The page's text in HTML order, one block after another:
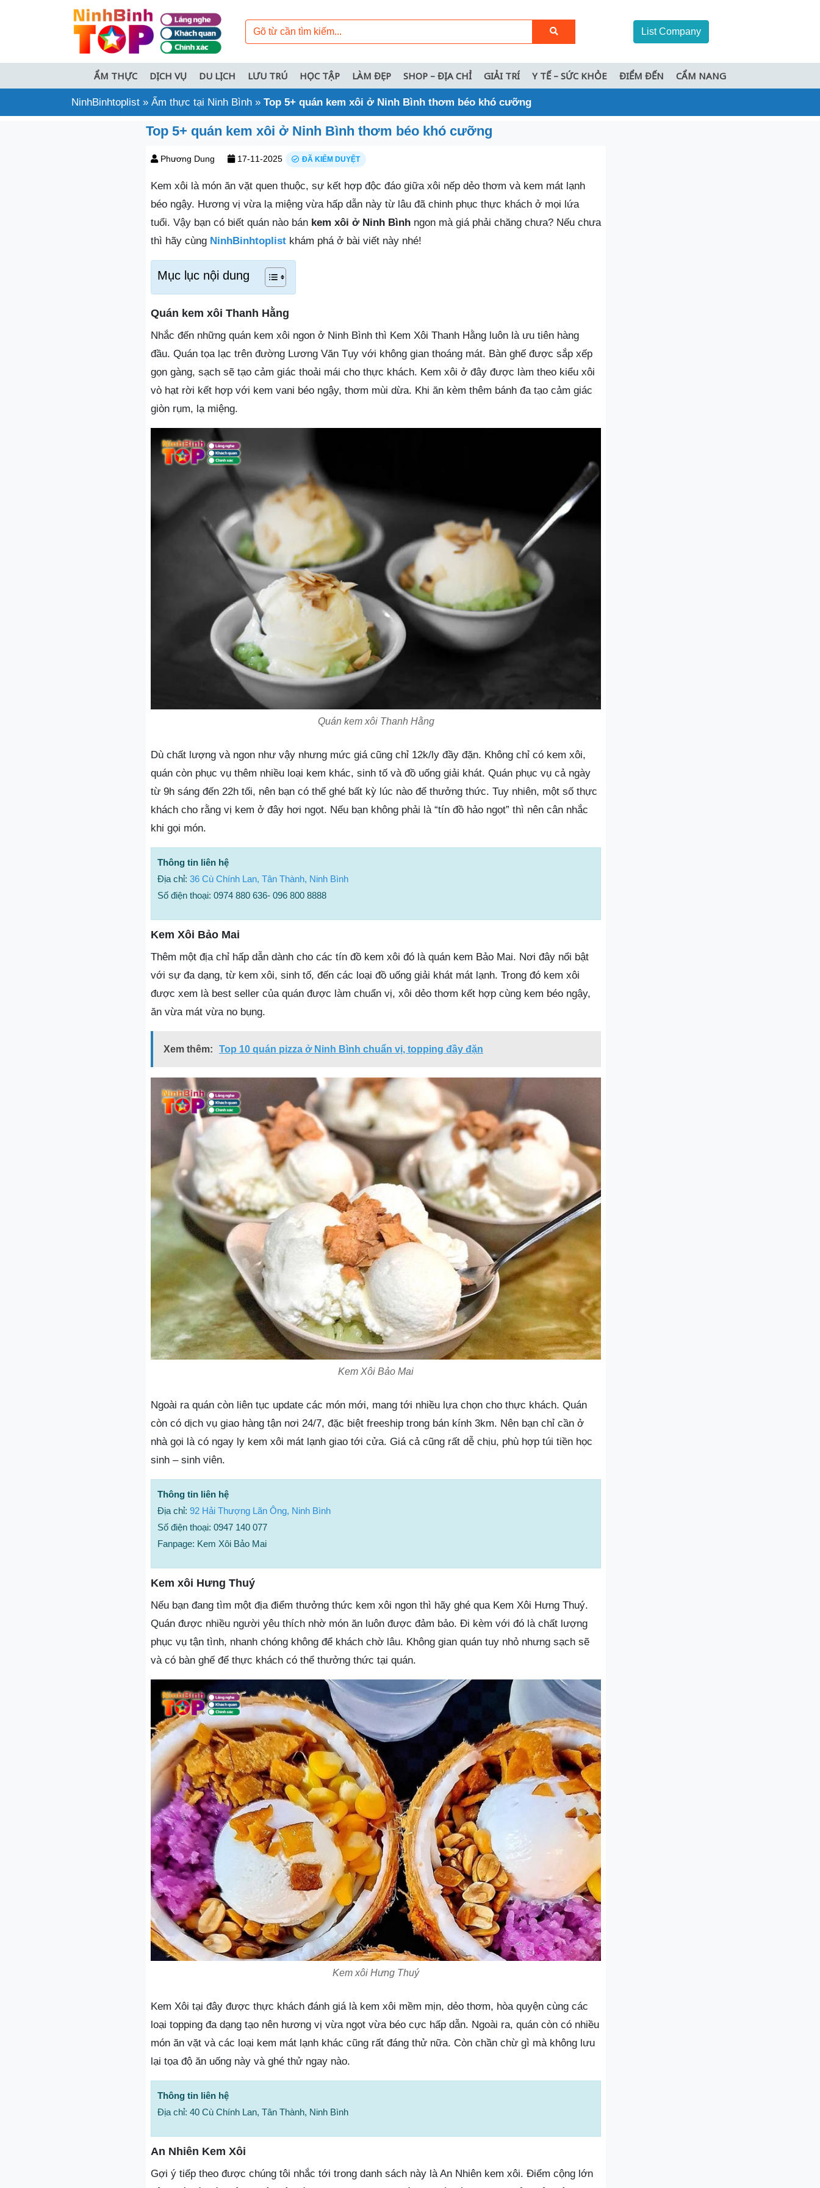
List Company
ẨM THỰC DỊCH VỤ DU LỊCH LƯU TRÚ HỌC TẬP LÀM ĐẸP SHOP – ĐỊA CHỈ GIẢI TRÍ Y TẾ – SỨC KHỎE ĐIỂM ĐẾN CẨM NANG
NinhBinhtoplist » Ẩm thực tại Ninh Bình » Top 5+ quán kem xôi ở Ninh Bình thơm béo khó cưỡng
Top 5+ quán kem xôi ở Ninh Bình thơm béo khó cưỡng
Phương Dung 17-11-2025 ĐÃ KIỂM DUYỆT
Kem xôi là món ăn vặt quen thuộc, sự kết hợp độc đáo giữa xôi nếp dẻo thơm và kem mát lạnh
béo ngậy. Hương vị vừa lạ miệng vừa hấp dẫn này từ lâu đã chinh phục thực khách ở mọi lứa
tuổi. Vậy bạn có biết quán nào bán kem xôi ở Ninh Bình ngon mà giá phải chăng chưa? Nếu chưa
thì hãy cùng NinhBinhtoplist khám phá ở bài viết này nhé!
Mục lục nội dung
Quán kem xôi Thanh Hằng
Nhắc đến những quán kem xôi ngon ở Ninh Bình thì Kem Xôi Thanh Hằng luôn là ưu tiên hàng
đầu. Quán tọa lạc trên đường Lương Văn Tụy với không gian thoáng mát. Bàn ghế được sắp xếp
gọn gàng, sạch sẽ tạo cảm giác thoải mái cho thực khách. Kem xôi ở đây được làm theo kiểu xôi
vò hạt rời kết hợp với kem vani béo ngậy, thơm mùi dừa. Khi ăn kèm thêm bánh đa tạo cảm giác
giòn rụm, lạ miệng.
Quán kem xôi Thanh Hằng
Dù chất lượng và ngon như vậy nhưng mức giá cũng chỉ 12k/ly đầy đặn. Không chỉ có kem xôi,
quán còn phục vụ thêm nhiều loại kem khác, sinh tố và đồ uống giải khát. Quán phục vụ cả ngày
từ 9h sáng đến 22h tối, nên bạn có thể ghé bất kỳ lúc nào để thưởng thức. Tuy nhiên, một số thực
khách cho rằng vị kem ở đây hơi ngọt. Nếu bạn không phải là “tín đồ hảo ngọt” thì nên cân nhắc
khi gọi món.
Thông tin liên hệ
Địa chỉ: 36 Cù Chính Lan, Tân Thành, Ninh Bình
Số điện thoại: 0974 880 636- 096 800 8888
Kem Xôi Bảo Mai
Thêm một địa chỉ hấp dẫn dành cho các tín đồ kem xôi đó là quán kem Bảo Mai. Nơi đây nổi bật
với sự đa dạng, từ kem xôi, sinh tố, đến các loại đồ uống giải khát mát lạnh. Trong đó kem xôi
được xem là best seller của quán được làm chuẩn vị, xôi dẻo thơm kết hợp cùng kem béo ngậy,
ăn vừa mát vừa no bụng.
Xem thêm: Top 10 quán pizza ở Ninh Bình chuẩn vị, topping đầy đặn
Kem Xôi Bảo Mai
Ngoài ra quán còn liên tục update các món mới, mang tới nhiều lựa chọn cho thực khách. Quán
còn có dịch vụ giao hàng tận nơi 24/7, đặc biệt freeship trong bán kính 3km. Nên bạn chỉ cần ở
nhà gọi là có ngay ly kem xôi mát lạnh giao tới cửa. Giá cả cũng rất dễ chịu, phù hợp túi tiền học
sinh – sinh viên.
Thông tin liên hệ
Địa chỉ: 92 Hải Thượng Lãn Ông, Ninh Bình
Số điện thoại: 0947 140 077
Fanpage: Kem Xôi Bảo Mai
Kem xôi Hưng Thuý
Nếu bạn đang tìm một địa điểm thưởng thức kem xôi ngon thì hãy ghé qua Kem Xôi Hưng Thuý.
Quán được nhiều người yêu thích nhờ món ăn luôn được đảm bảo. Đi kèm với đó là chất lượng
phục vụ tận tình, nhanh chóng không để khách chờ lâu. Không gian quán tuy nhỏ nhưng sạch sẽ
và có bàn ghế để thực khách có thể thưởng thức tại quán.
Kem xôi Hưng Thuý
Kem Xôi tại đây được thực khách đánh giá là kem xôi mềm mịn, dẻo thơm, hòa quyện cùng các
loại topping đa dạng tạo nên hương vị vừa ngọt vừa béo cực hấp dẫn. Ngoài ra, quán còn có nhiều
món ăn vặt và các loại kem mát lạnh khác cũng rất đáng thử nữa. Còn chần chừ gì mà không lưu
lại tọa độ ăn uống này và ghé thử ngay nào.
Thông tin liên hệ
Địa chỉ: 40 Cù Chính Lan, Tân Thành, Ninh Bình
An Nhiên Kem Xôi
Gợi ý tiếp theo được chúng tôi nhắc tới trong danh sách này là An Nhiên kem xôi. Điểm cộng lớn